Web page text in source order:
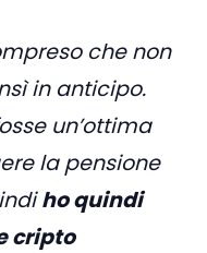
che non
in anticipo.
un’ottima
la pensione
ho quindi
cripto